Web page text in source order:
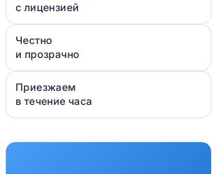
с лицензией
Честно
и прозрачно
Приезжаем
в течение часа